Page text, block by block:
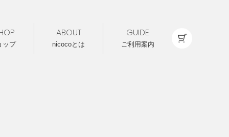
ップ
ABOUT
nicocoとは
GUIDE
ご利用案内